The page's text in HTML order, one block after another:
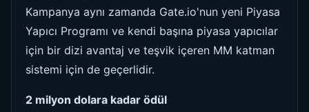
Kampanya aynı zamanda Gate.io'nun yeni Piyasa
Yapıcı Programı ve kendi başına piyasa yapıcılar
için bir dizi avantaj ve teşvik içeren MM katman
sistemi için de geçerlidir.
2 milyon dolara kadar ödül